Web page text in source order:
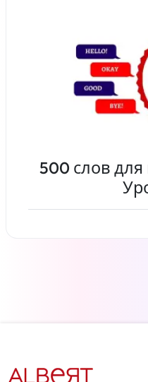
500 слов